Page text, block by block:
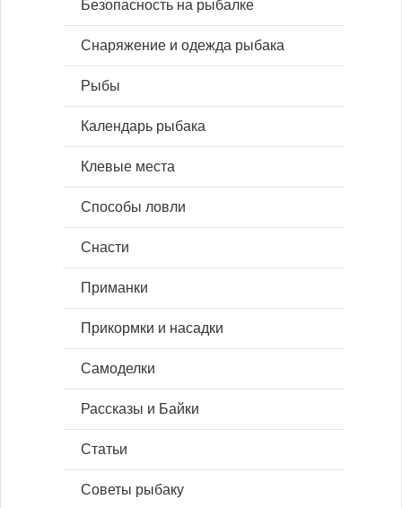
Безопасность на рыбалке
Снаряжение и одежда рыбака
Рыбы
Календарь рыбака
Клевые места
Способы ловли
Снасти
Приманки
Прикормки и насадки
Самоделки
Рассказы и Байки
Статьи
Советы рыбаку